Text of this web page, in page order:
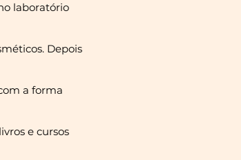
laboratório
Depois
a forma
e cursos